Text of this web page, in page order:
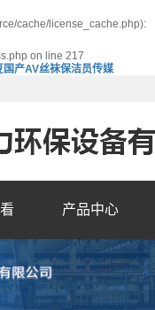
cache/license_cache.php):
on line 217
产AV丝袜保洁员传媒
产品中心